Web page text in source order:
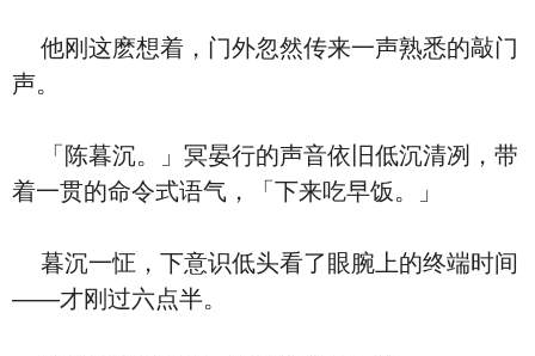
他刚这麽想着，门外忽然传来一声熟悉的敲门
声。
「陈暮沉。」冥晏行的声音依旧低沉清冽，带
着一贯的命令式语气，「下来吃早饭。」
暮沉一怔，下意识低头看了眼腕上的终端时间
——才刚过六点半。